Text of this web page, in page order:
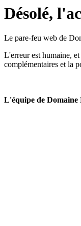
Désolé,
Le pare-feu web de
L'erreur est humaine,
complémentaires et la
L'équipe de Domaine